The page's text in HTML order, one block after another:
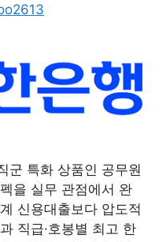
군 특화 상품인 공무원
을 실무 관점에서 완
신용대출보다 압도적
직급·호봉별 최고 한